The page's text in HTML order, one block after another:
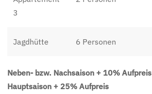
3
Jagdhütte 6 Personen
Neben- bzw. Nachsaison + 10% Aufpreis
Hauptsaison + 25% Aufpreis